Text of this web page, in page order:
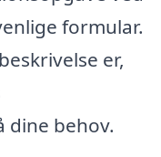
formular.
er,
dine behov.